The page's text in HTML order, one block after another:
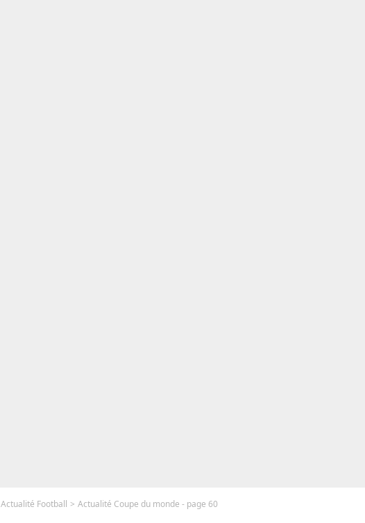
Actualité Football Actualité Coupe du monde - page 60